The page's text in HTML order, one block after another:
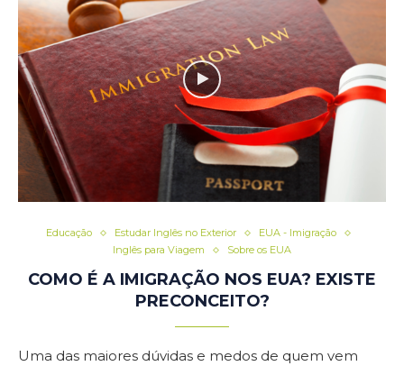
Educação Estudar Inglês no Exterior
EUA - Imigração
Inglês para Viagem
Sobre os EUA
COMO É A IMIGRAÇÃO NOS EUA? EXISTE
PRECONCEITO?
Uma das maiores dúvidas e medos de quem vem